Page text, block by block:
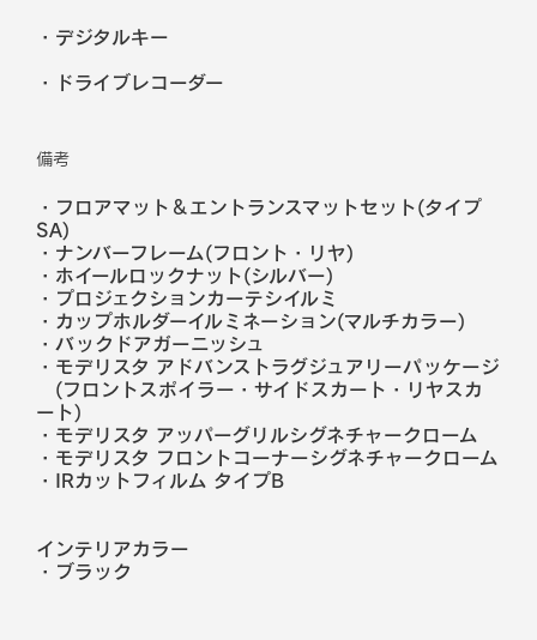
デジタルキー
ドライブレコーダー
備考
・フロアマット＆エントランスマットセット(タイプ
SA)
・ナンバーフレーム(フロント・リヤ)
・ホイールロックナット(シルバー)
・プロジェクションカーテシイルミ
・カップホルダーイルミネーション(マルチカラー)
・バックドアガーニッシュ
・モデリスタ アドバンストラグジュアリーパッケージ
(フロントスポイラー・サイドスカート・リヤスカ
ート)
・モデリスタ アッパーグリルシグネチャークローム
・モデリスタ フロントコーナーシグネチャークローム
・IRカットフィルム タイプB
インテリアカラー
・ ブラック